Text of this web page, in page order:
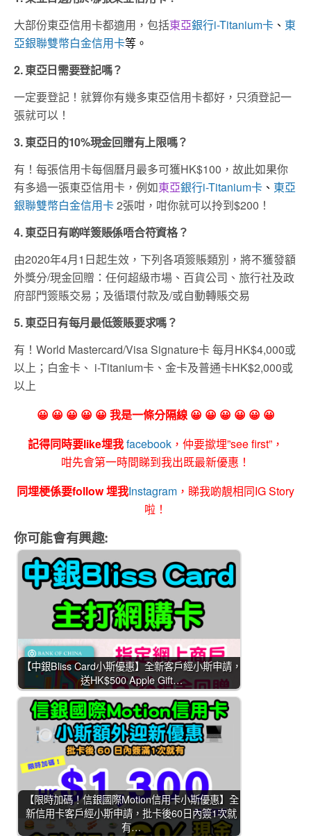
大部份東亞信用卡都適用，包括東亞銀行i-Titanium卡 、 東
亞銀聯雙幣白金信用卡等。
2. 東亞日需要登記嗎？
一定要登記！就算你有幾多東亞信用卡都好，只須登記一
張就可以！
3. 東亞日的10%現金回贈有上限嗎？
有！每張信用卡每個曆月最多可獲HK$100，故此如果你
有多過一張東亞信用卡，例如東亞銀行i-Titanium卡 、 東亞
銀聯雙幣白金信用卡2張咁，咁你就可以拎到$200！
4. 東亞日有啲咩簽賬係唔合符資格？
由2020年4月1日起生效，下列各項簽賬類別，將不獲發額
外獎分/現金回贈：任何超級市場、百貨公司、旅行社及政
府部門簽賬交易；及循環付款及/或自動轉賬交易
5. 東亞日有每月最低簽賬要求嗎？
有！World Mastercard/Visa Signature卡 每月HK$4,000或
以上；白金卡、 i-Titanium卡、金卡及普通卡HK$2,000或
以上
😀 😀 😀 😀 😀 我是一條分隔線 😀 😀 😀 😀 😀 😀
記得同時要like埋我facebook ，仲要撳埋”see first”，
咁先會第一時間睇到我出既最新優惠！
同埋梗係要follow 埋我Instagram ，睇我啲靚相同IG Story
啦！
你可能會有興趣:
【中銀Bliss Card小斯優惠】全新客戶經小斯申請，
送HK$500 Apple Gift…
【限時加碼！信銀國際Motion信用卡小斯優惠】全
新信用卡客戶經小斯申請，批卡後60日內簽1次就
有…